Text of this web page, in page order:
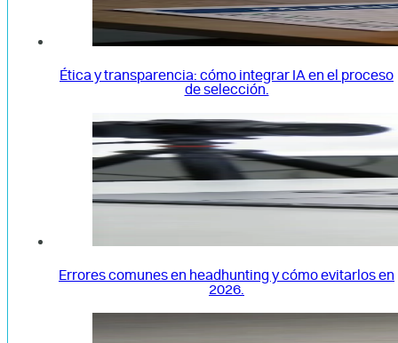
Ética y transparencia: cómo integrar IA en el proceso
de selección.
Errores comunes en headhunting y cómo evitarlos en
2026.